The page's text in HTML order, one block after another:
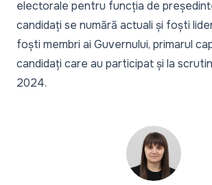
electorale pentru funcția de
candidați se numără actuali și foști
foști membri ai Guvernului, primarul
candidați care au participat și la
2024.